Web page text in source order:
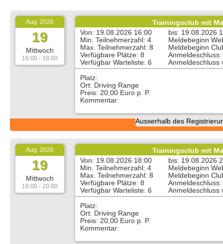
Aug. 2026
19
Mittwoch
16:00 - 18:00
Trainingsclub mit
Von: 19.08.2026 16:00
bis: 19.08.2026
Min. Teilnehmerzahl: 4
Meldebeginn
Max. Teilnehmerzahl: 8
Meldebeginn
Verfügbare Plätze: 8
Verfügbar Warteliste: 6
Anmeldeschluss
Platz:
Ort: Driving Range
Preis: 20,00 Euro p. P.
Kommentar:
Ausserhalb des
Aug. 2026
19
Mittwoch
18:00 - 20:00
Trainingsclub mit
Von: 19.08.2026 18:00
bis: 19.08.2026
Min. Teilnehmerzahl: 4
Meldebeginn
Max. Teilnehmerzahl: 8
Meldebeginn
Verfügbare Plätze: 8
Verfügbar Warteliste: 6
Anmeldeschluss
Platz:
Ort: Driving Range
Preis: 20,00 Euro p. P.
Kommentar: